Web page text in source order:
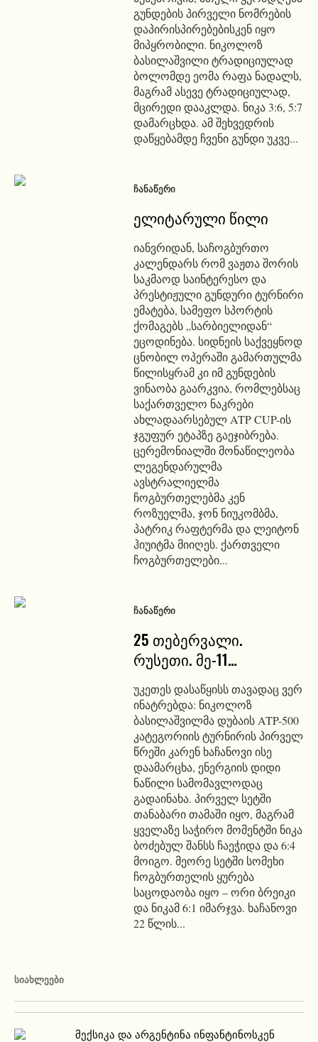
გუნდების პირველი ნომრების
დაპირისპირებებისკენ იყო
მიპყრობილი. ნიკოლოზ
ბასილაშვილი ტრადიციულად
ბოლომდე ეომა რაფა ნადალს,
მაგრამ ასევე ტრადიციულად,
მცირედი დააკლდა. ნიკა 3:6, 5:7
დამარცხდა. ამ შეხვედრის
დაწყებამდე ჩვენი გუნდი უკვე...
ᲩᲐᲜᲐᲬᲔᲠᲘ
ელიტარული წილი
იანვრიდან, საჩოგბურთო
კალენდარს რომ ვაჟთა შორის
საკმაოდ საინტერესო და
პრესტიჟული გუნდური ტურნირი
ემატება, სამეფო სპორტის
ქომაგებს „სარბიელიდან“
ეცოდინება. სიდნეის საქვეყნოდ
ცნობილ ოპერაში გამართულმა
წილისყრამ კი იმ გუნდების
ვინაობა გაარკვია, რომლებსაც
საქართველო ნაკრები
ახლადაარსებულ ATP CUP-ის
ჯგუფურ ეტაპზე გაეჯიბრება.
ცერემონიალში მონაწილეობა
ლეგენდარულმა
ავსტრალიელმა
ჩოგბურთელებმა კენ
როზუელმა, ჯონ ნიუკომბმა,
პატრიკ რაფტერმა და ლეიტონ
ჰიუიტმა მიიღეს. ქართველი
ჩოგბურთელები...
ᲩᲐᲜᲐᲬᲔᲠᲘ
25 თებერვალი.
რუსეთი. მე-11…
უკეთეს დასაწყისს თავადაც ვერ
ინატრებდა: ნიკოლოზ
ბასილაშვილმა დუბაის ATP-500
კატეგორიის ტურნირის პირველ
წრეში კარენ ხაჩანოვი ისე
დაამარცხა, ენერგიის დიდი
ნაწილი სამომავლოდაც
გადაინახა. პირველ სეტში
თანაბარი თამაში იყო, მაგრამ
ყველაზე საჭირო მომენტში ნიკა
ბოძებულ შანსს ჩაეჭიდა და 6:4
მოიგო. მეორე სეტში სომეხი
ჩოგბურთელის ყურება
საცოდაობა იყო – ორი ბრეიკი
და ნიკამ 6:1 იმარჯვა. ხაჩანოვი
22 წლის...
ᲡᲘᲐᲮᲚᲔᲔᲑᲘ
მექსიკა და არგენტინა ინფანტინოსკენ